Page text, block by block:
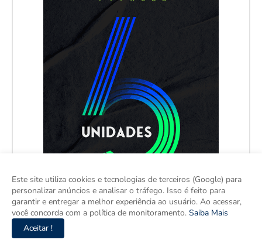
Este site utiliza cookies e tecnologias de terceiros (Google) para
personalizar anúncios e analisar o tráfego. Isso é feito para
garantir e entregar a melhor experiência ao usuário. Ao acessar,
você concorda com a política de monitoramento. Saiba Mais
Aceitar !